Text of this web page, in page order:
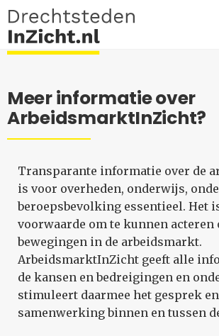
Meer informatie over
ArbeidsmarktInZicht?
Transparante informatie over de
is voor overheden, onderwijs,
beroepsbevolking essentieel. Het
voorwaarde om te kunnen acteren
bewegingen in de arbeidsmarkt.
ArbeidsmarktInZicht geeft alle
de kansen en bedreigingen en
stimuleert daarmee het gesprek
samenwerking binnen en tussen